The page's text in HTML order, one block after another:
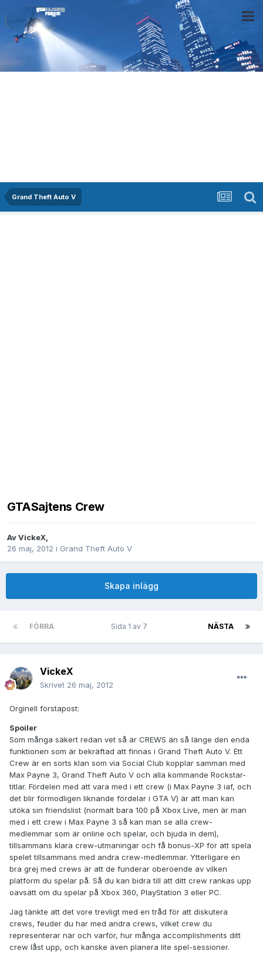
Grand Theft Auto V
GTASajtens Crew
AvVickeX,
26 maj, 2012 i Grand Theft Auto V
Skapa inlägg
FÖRRA NÄSTA
Sida 1 av 7
VickeX
Skrivet 26 maj, 2012
Orginell förstapost:
Spoiler
Som många säkert redan vet så är CREWS än så länge den enda
funktionen som är bekräftad att finnas i Grand Theft Auto V. Ett
Crew är en sorts klan som via Social Club kopplar samman med
Max Payne 3, Grand Theft Auto V och alla kommande Rockstar-
titlar. Fördelen med att vara med i ett crew (i Max Payne 3 iaf, och
det blir förmodligen liknande fördelar i GTA V) är att man kan
utöka sin friendslist (normalt bara 100 på Xbox Live, men är man
med i ett crew i Max Payne 3 så kan man se alla crew-
medlemmar som är online och spelar, och bjuda in dem),
tillsammans klara crew-utmaningar och få bonus-XP för att spela
spelet tillsammans med andra crew-medlemmar. Ytterligare en
bra grej med crews är att de funderar oberoende av vilken
platform du spelar på. Så du kan bidra till att ditt crew rankas upp
oavsätt om du spelar på Xbox 360, PlayStation 3 eller PC.
Jag tänkte att det vore trevligt med en tråd för att diskutera
crews, feuder du har med andra crews, vilket crew du
representerar när och varför, hur många accomplishments ditt
crew låst upp, och kanske även planera lite spel-sessioner.